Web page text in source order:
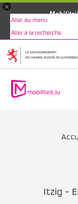
×
Aller au menu
Aller à la recherche
Itzig -